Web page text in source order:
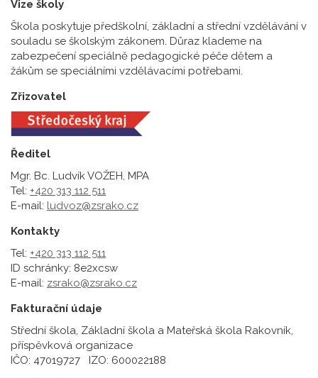
Vize školy
Škola poskytuje předškolní, základní a střední vzdělávání v
souladu se školským zákonem. Důraz klademe na
zabezpečení speciálně pedagogické péče dětem a
žákům se speciálními vzdělávacími potřebami.
Zřizovatel
Ředitel
Mgr. Bc. Ludvík VOŽEH, MPA
Tel: +420 313 112 511
E-mail: ludvoz@zsrako.cz
Kontakty
Tel: +420 313 112 511
ID schránky: 8e2xcsw
E-mail: zsrako@zsrako.cz
Fakturační údaje
Střední škola, Základní škola a Mateřská škola Rakovník,
příspěvková organizace
IČO: 47019727 IZO: 600022188